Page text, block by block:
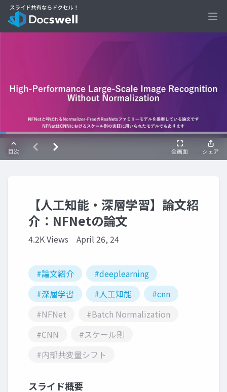
【人工知能・深層学習】論文紹
介：NFNetの論文
4.2K Views April 26, 24
#論文紹介
#deeplearning
#深層学習
#人工知能
#cnn
#NFNet
#Batch Normalization
#CNN
#スケール則
#内部共変量シフト
スライド概要